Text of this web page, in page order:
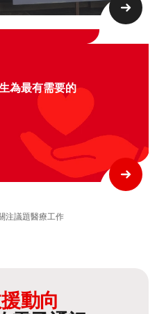
為最有需要的
注議題醫療工作
動向